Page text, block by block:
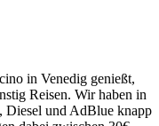
in Venedig genießt,
Reisen. Wir haben in
Diesel und AdBlue knapp